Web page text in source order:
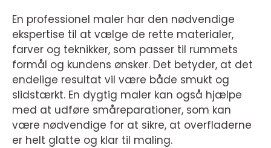
En professionel maler har den nødvendige
ekspertise til at vælge de rette materialer,
farver og teknikker, som passer til rummets
formål og kundens ønsker. Det betyder, at det
endelige resultat vil være både smukt og
slidstærkt. En dygtig maler kan også hjælpe
med at udføre småreparationer, som kan
være nødvendige for at sikre, at overfladerne
er helt glatte og klar til maling.